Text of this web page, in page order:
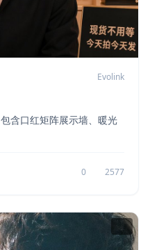
Evolink
含口红矩阵展示墙、暖光
0 2577